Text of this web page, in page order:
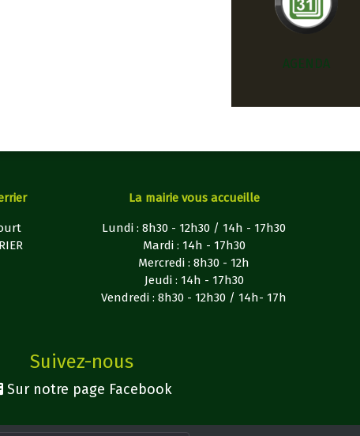
AGENDA
La mairie vous accueille
Lundi : 8h30 - 12h30 / 14h - 17h30
Mardi : 14h - 17h30
Mercredi : 8h30 - 12h
Jeudi : 14h - 17h30
Vendredi : 8h30 - 12h30 / 14h- 17h
Suivez-nous
Sur notre page Facebook